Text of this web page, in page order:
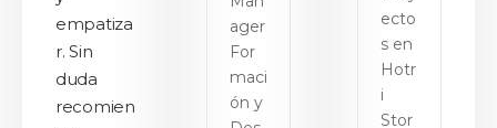
empatiza
r. Sin
duda
recomien
ager
For
maci
ón y
ecto
s en
Hotr
i
Stor